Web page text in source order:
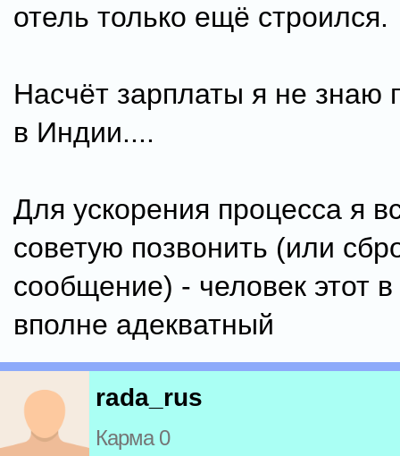
отель только ещё строился.
Насчёт зарплаты я не знаю
в Индии....
Для ускорения процесса я
советую позвонить (или
сообщение) - человек этот
вполне адекватный
rada_rus
Карма 0